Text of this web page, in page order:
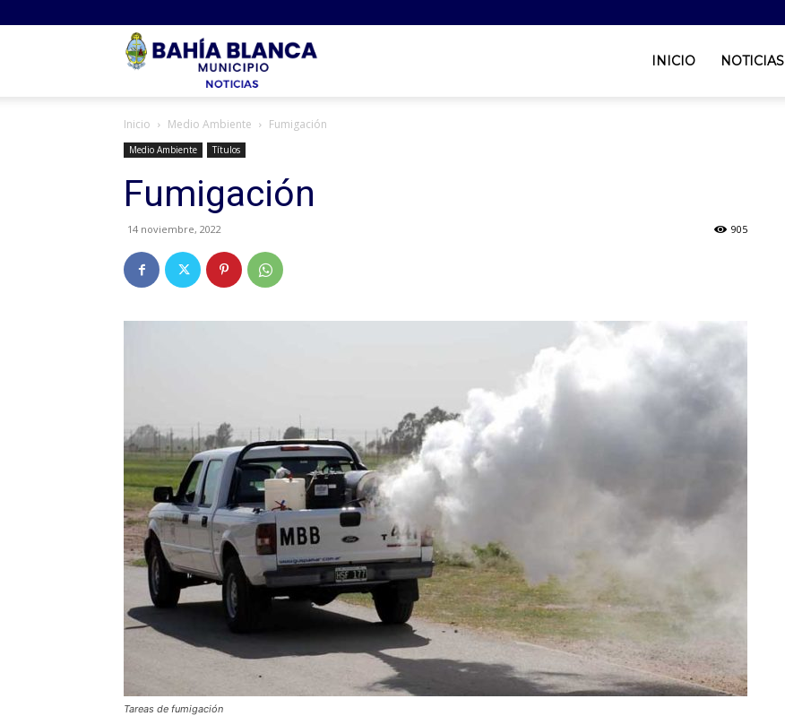
Bahia
INICIO NOTICIAS
Inicio Medio Ambiente Fumigación
Medio Ambiente Títulos
Fumigación
14 noviembre, 2022 905
Tareas de fumigación